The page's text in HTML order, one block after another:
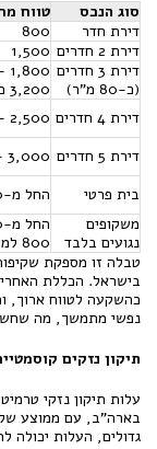
סוג הנכס
טווח
דירת חדר
800
דירת 2 חדרים
1,500
דירת 3 חדרים
(כ-80 מ"ר)
3,200 כולל מע"מ)
דירת 4 חדרים
2,500 - 3,000
דירת 5 חדרים
3,000 - 4,000
בית פרטי
החל מ-1,500
משקופים
נגועים בלבד
800 למשקוף בודד)
טבלה זו מספקת
כהשקעה לטווח ארוך,
נפשי מתמשך, מה
תיקון נזקים
גדולים, העלות יכולה להגיע עד